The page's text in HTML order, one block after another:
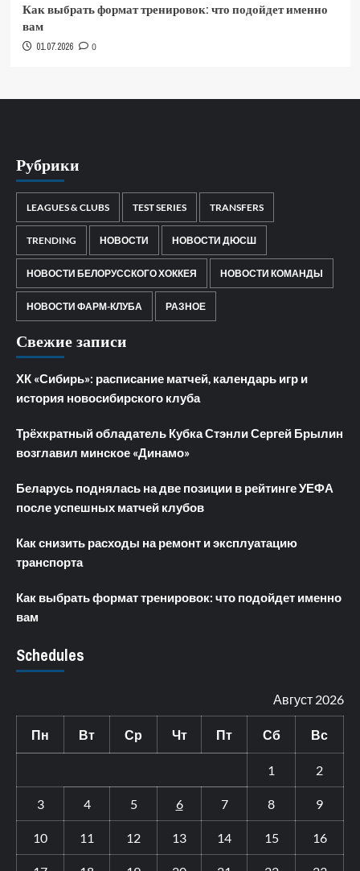
Как выбрать формат тренировок: что подойдет именно
вам
01.07.2026 0
Рубрики
LEAGUES & CLUBS TEST SERIES TRANSFERS
TRENDING НОВОСТИ НОВОСТИ ДЮСШ
НОВОСТИ БЕЛОРУССКОГО ХОККЕЯ НОВОСТИ КОМАНДЫ
НОВОСТИ ФАРМ-КЛУБА РАЗНОЕ
Свежие записи
ХК «Сибирь»: расписание матчей, календарь игр и
история новосибирского клуба
Трёхкратный обладатель Кубка Стэнли Сергей Брылин
возглавил минское «Динамо»
Беларусь поднялась на две позиции в рейтинге УЕФА
после успешных матчей клубов
Как снизить расходы на ремонт и эксплуатацию
транспорта
Как выбрать формат тренировок: что подойдет именно
вам
Schedules
Август 2026
Пн Вт Ср Чт Пт Сб Вс
1 2
3 4 5 6 7 8 9
10 11 12 13 14 15 16